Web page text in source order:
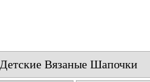
Детские Вязаные Шапочки